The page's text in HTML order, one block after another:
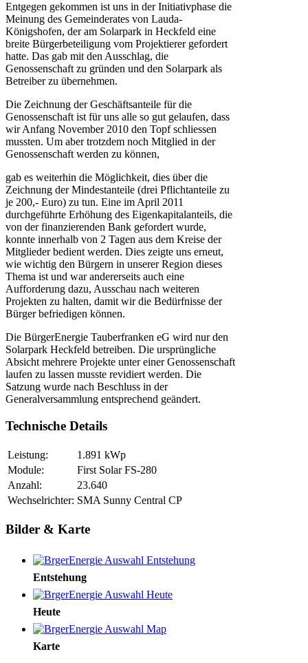
Entgegen gekommen ist uns in der Initiativphase die
Meinung des Gemeinderates von Lauda-
Königshofen, der am Solarpark in Heckfeld eine
breite Bürgerbeteiligung vom Projektierer gefordert
hatte. Das gab mit den Ausschlag, die
Genossenschaft zu gründen und den Solarpark als
Betreiber zu übernehmen.
Die Zeichnung der Geschäftsanteile für die
Genossenschaft ist für uns alle so gut gelaufen, dass
wir Anfang November 2010 den Topf schliessen
mussten. Um aber trotzdem noch Mitglied in der
Genossenschaft werden zu können,
gab es weiterhin die Möglichkeit, dies über die
Zeichnung der Mindestanteile (drei Pflichtanteile zu
je 200,- Euro) zu tun. Eine im April 2011
durchgeführte Erhöhung des Eigenkapitalanteils, die
von der finanzierenden Bank gefordert wurde,
konnte innerhalb von 2 Tagen aus dem Kreise der
Mitglieder bedient werden. Dies zeigte uns erneut,
wie wichtig den Bürgern in unserer Region dieses
Thema ist und war andererseits auch eine
Aufforderung dazu, Ausschau nach weiteren
Projekten zu halten, damit wir die Bedürfnisse der
Bürger befriedigen können.
Die BürgerEnergie Tauberfranken eG wird nur den
Solarpark Heckfeld betreiben. Die ursprüngliche
Absicht mehrere Projekte unter einer Genossenschaft
laufen zu lassen musste revidiert werden. Die
Satzung wurde nach Beschluss in der
Generalversammlung entsprechend geändert.
Technische Details
Leistung:
1.891 kWp
Module:
First Solar FS-280
Anzahl:
23.640
Wechselrichter: SMA Sunny Central CP
Bilder & Karte
Entstehung
Heute
Karte